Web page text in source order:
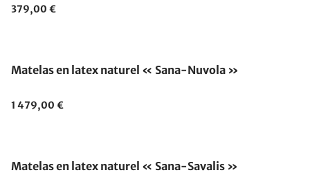
379,00 €
Matelas en latex naturel « Sana-Nuvola »
1 479,00 €
Matelas en latex naturel « Sana-Savalis »